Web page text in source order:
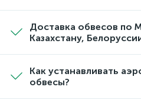
Доставка обвесов по
Казахстану,
Как устанавливать
обвесы?